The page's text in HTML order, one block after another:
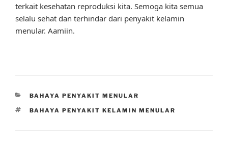
terkait kesehatan reproduksi kita. Semoga kita semua
selalu sehat dan terhindar dari penyakit kelamin
menular. Aamiin.
CATEGORIES
BAHAYA PENYAKIT MENULAR
TAGS
BAHAYA PENYAKIT KELAMIN MENULAR